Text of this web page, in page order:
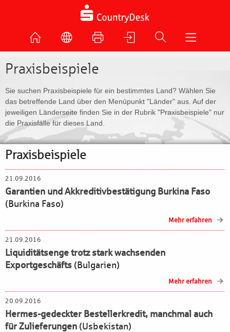
Praxisbeispiele
Sie suchen Praxisbeispiele für ein bestimmtes Land? Wählen Sie
das betreffende Land über den Menüpunkt "Länder" aus. Auf der
jeweiligen Länderseite finden Sie in der Rubrik "Praxisbeispiele" nur
die Praxisfälle für dieses Land.
Praxisbeispiele
21.09.2016
Garantien und Akkreditivbestätigung Burkina Faso
(Burkina Faso)
Mehr erfahren
21.09.2016
Liquiditätsenge trotz stark wachsenden
Exportgeschäfts (Bulgarien)
Mehr erfahren
20.09.2016
Hermes-gedeckter Bestellerkredit, manchmal auch
für Zulieferungen (Usbekistan)